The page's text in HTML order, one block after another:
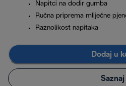
Napitci na dodir gumba
Ručna priprema mliječne
Raznolikost napitaka
Dodaj u